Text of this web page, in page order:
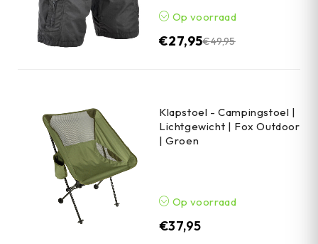
Op voorraad
€49,95
€27,95
Klapstoel - Campingstoel |
Lichtgewicht | Fox Outdoor
| Groen
Op voorraad
€37,95